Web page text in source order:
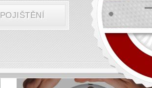
POJIŠTĚNÍ